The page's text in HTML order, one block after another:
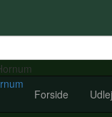
Forside